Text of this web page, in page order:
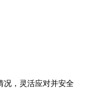
况，灵活应对并安全